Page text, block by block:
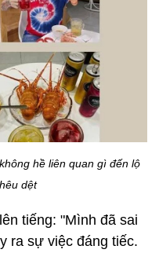
hề liên quan gì đến lộ
dệt
tiếng: "Mình đã sai
ra sự việc đáng tiếc.